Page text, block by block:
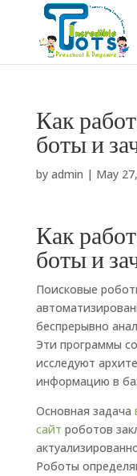
Как
боты и
by admin | May
Как
боты и
Поисковые
беспрерывно
Эти программы
исследуют
информацию в
Основная задача
сайт роботов
Роботы